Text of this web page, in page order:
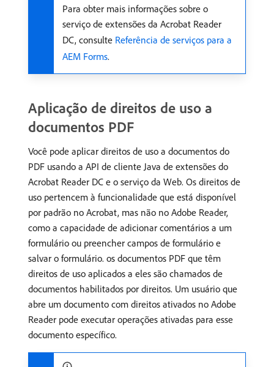
Para obter mais informações sobre o
serviço de extensões da Acrobat Reader
DC, consulte Referência de serviços para a
AEM Forms.
Aplicação de direitos de uso a
documentos PDF
Você pode aplicar direitos de uso a documentos do
PDF usando a API de cliente Java de extensões do
Acrobat Reader DC e o serviço da Web. Os direitos de
uso pertencem à funcionalidade que está disponível
por padrão no Acrobat, mas não no Adobe Reader,
como a capacidade de adicionar comentários a um
formulário ou preencher campos de formulário e
salvar o formulário. os documentos PDF que têm
direitos de uso aplicados a eles são chamados de
documentos habilitados por direitos. Um usuário que
abre um documento com direitos ativados no Adobe
Reader pode executar operações ativadas para esse
documento específico.